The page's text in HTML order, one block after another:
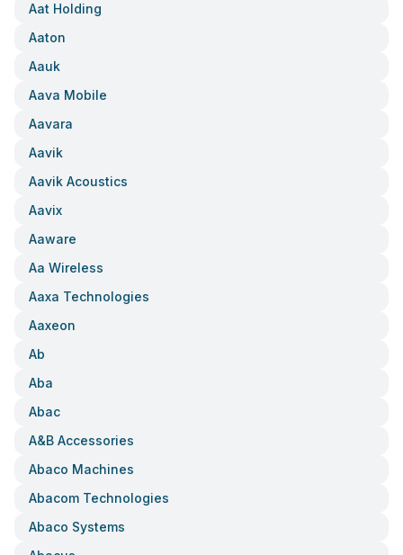
Aat Holding
Aaton
Aauk
Aava Mobile
Aavara
Aavik
Aavik Acoustics
Aavix
Aaware
Aa Wireless
Aaxa Technologies
Aaxeon
Ab
Aba
Abac
A&b Accessories
Abaco Machines
Abacom Technologies
Abaco Systems